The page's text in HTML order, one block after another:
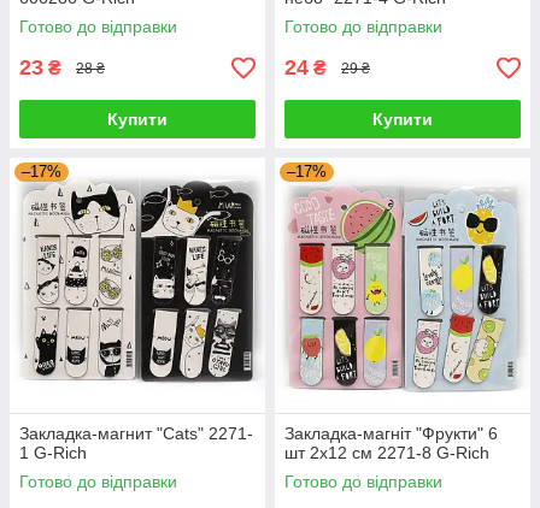
Готово до відправки
23 ₴ 28 ₴
Купити
Готово до відправки
24 ₴ 29 ₴
Купити
–17%
Закладка-магнит "Cats" 2271-
1 G-Rich
Готово до відправки
–17%
Закладка-магніт "Фрукти" 6
шт 2x12 см 2271-8 G-Rich
Готово до відправки